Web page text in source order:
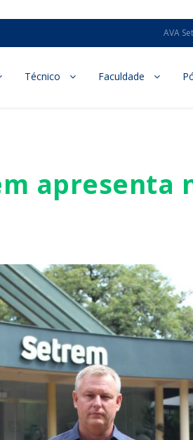
AVA
Técnico Faculdade
apresenta